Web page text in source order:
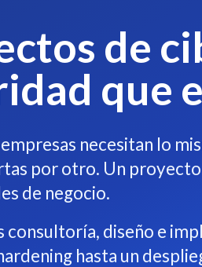
de
que
necesitan lo
por otro. Un
de negocio.
consultoría, diseño e
hasta un